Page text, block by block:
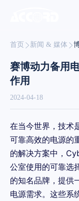
首页 新闻 & 媒体
赛博动力备用
作用
2024-04-18
在当今世界，技术
可靠高效的电源的
的解决方案中，
公室使用的可靠选
的知名品牌，提供
电源需求。这些系